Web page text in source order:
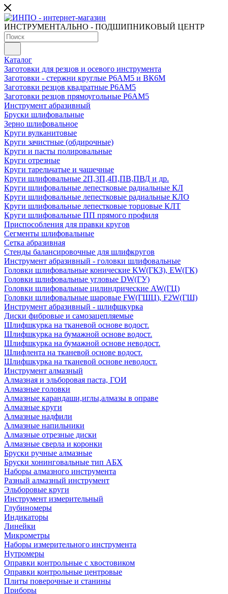
ИНСТРУМЕНТАЛЬНО - ПОДШИПНИКОВЫЙ ЦЕНТР
Каталог
Заготовки для резцов и осевого инструмента
Заготовки - стержни круглые Р6АМ5 и ВК6М
Заготовки резцов квадратные Р6АМ5
Заготовки резцов прямоугольные Р6АМ5
Инструмент абразивный
Бруски шлифовальные
Зерно шлифовальное
Круги вулканитовые
Круги зачистные (обдирочные)
Круги и пасты полировальные
Круги отрезные
Круги тарельчатые и чашечные
Круги шлифовальные 2П,3П,4П,ПВ,ПВД и др.
Круги шлифовальные лепестковые радиальные КЛ
Круги шлифовальные лепестковые радиальные КЛО
Круги шлифовальные лепестковые торцовые КЛТ
Круги шлифовальные ПП прямого профиля
Приспособления для правки кругов
Сегменты шлифовальные
Сетка абразивная
Стенды балансировочные для шлифкругов
Инструмент абразивный - головки шлифовальные
Головки шлифовальные конические KW(ГКЗ), EW(ГК)
Головки шлифовальные угловые DW(ГУ)
Головки шлифовальные цилиндрические AW(ГЦ)
Головки шлифовальные шаровые FW(ГШЦ), F2W(ГШ)
Инструмент абразивный - шлифшкурка
Диски фибровые и самозацепляемые
Шлифшкурка на тканевой основе водост.
Шлифшкурка на бумажной основе водост.
Шлифшкурка на бумажной основе неводост.
Шлифлента на тканевой основе водост.
Шлифшкурка на тканевой основе неводост.
Инструмент алмазный
Алмазная и эльборовая паста, ГОИ
Алмазные головки
Алмазные карандаши,иглы,алмазы в оправе
Алмазные круги
Алмазные надфили
Алмазные напильники
Алмазные отрезные диски
Алмазные сверла и коронки
Бруски ручные алмазные
Бруски хонинговальные тип АБХ
Наборы алмазного инструмента
Разный алмазный инструмент
Эльборовые круги
Инструмент измерительный
Глубиномеры
Индикаторы
Линейки
Микрометры
Наборы измерительного инструмента
Нутромеры
Оправки контрольные с хвостовиком
Оправки контрольные центровые
Плиты поверочные и станины
Приборы